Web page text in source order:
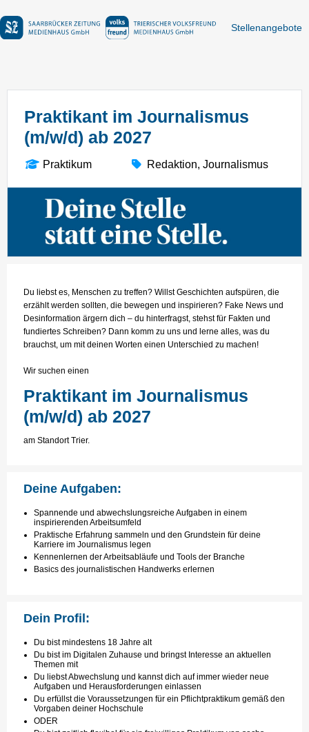
Stellenangebote
Praktikant im Journalismus
(m/w/d) ab 2027
Praktikum Redaktion, Journalismus
Du liebst es, Menschen zu treffen? Willst Geschichten aufspüren, die
erzählt werden sollten, die bewegen und inspirieren? Fake News und
Desinformation ärgern dich – du hinterfragst, stehst für Fakten und
fundiertes Schreiben? Dann komm zu uns und lerne alles, was du
brauchst, um mit deinen Worten einen Unterschied zu machen!
Wir suchen einen
Praktikant im Journalismus
(m/w/d) ab 2027
am Standort Trier.
Deine Aufgaben:
Spannende und abwechslungsreiche Aufgaben in einem
inspirierenden Arbeitsumfeld
Praktische Erfahrung sammeln und den Grundstein für deine
Karriere im Journalismus legen
Kennenlernen der Arbeitsabläufe und Tools der Branche
Basics des journalistischen Handwerks erlernen
Dein Profil:
Du bist mindestens 18 Jahre alt
Du bist im Digitalen Zuhause und bringst Interesse an aktuellen
Themen mit
Du liebst Abwechslung und kannst dich auf immer wieder neue
Aufgaben und Herausforderungen einlassen
Du erfüllst die Voraussetzungen für ein Pflichtpraktikum gemäß den
Vorgaben deiner Hochschule
ODER